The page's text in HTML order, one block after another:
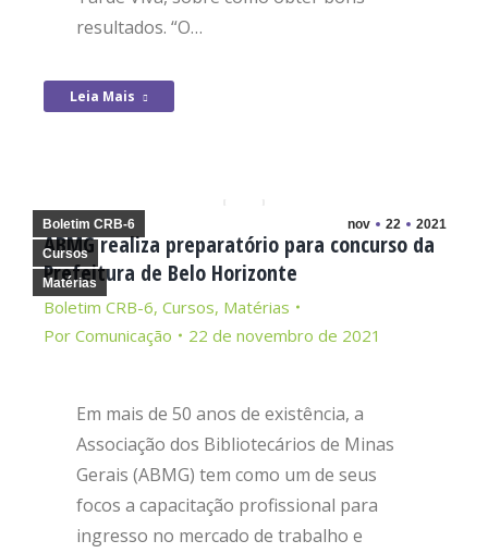
resultados. “O…
Leia Mais
nov 22 2021
Boletim CRB-6
Cursos
Matérias
ABMG realiza preparatório para concurso da
Prefeitura de Belo Horizonte
Boletim CRB-6, Cursos, Matérias
Por Comunicação 22 de novembro de 2021
Em mais de 50 anos de existência, a
Associação dos Bibliotecários de Minas
Gerais (ABMG) tem como um de seus
focos a capacitação profissional para
ingresso no mercado de trabalho e